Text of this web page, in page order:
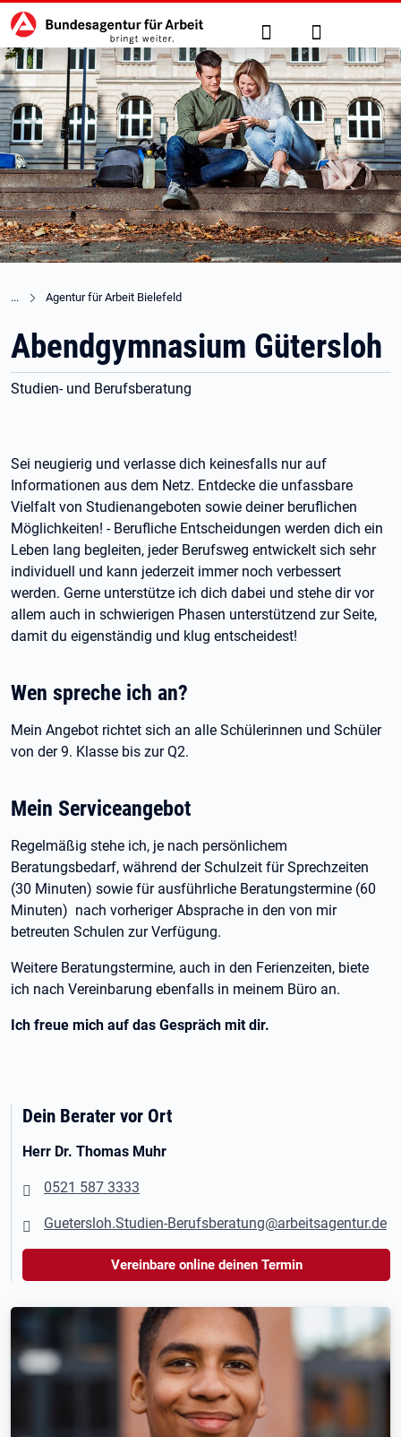
zu den Hauptinhalten springen
Hauptnavigation Suche Anmelden
Agentur für Arbeit Bielefeld
Abendgymnasium Gütersloh
Studien- und Berufsberatung
Sei neugierig und verlasse dich keinesfalls nur auf
Informationen aus dem Netz. Entdecke die unfassbare
Vielfalt von Studienangeboten sowie deiner beruflichen
Möglichkeiten! - Berufliche Entscheidungen werden dich ein
Leben lang begleiten, jeder Berufsweg entwickelt sich sehr
individuell und kann jederzeit immer noch verbessert
werden. Gerne unterstütze ich dich dabei und stehe dir vor
allem auch in schwierigen Phasen unterstützend zur Seite,
damit du eigenständig und klug entscheidest!
Wen spreche ich an?
Mein Angebot richtet sich an alle Schülerinnen und Schüler
von der 9. Klasse bis zur Q2.
Mein Serviceangebot
Regelmäßig stehe ich, je nach persönlichem
Beratungsbedarf, während der Schulzeit für Sprechzeiten
(30 Minuten) sowie für ausführliche Beratungstermine (60
Minuten) nach vorheriger Absprache in den von mir
betreuten Schulen zur Verfügung.
Weitere Beratungstermine, auch in den Ferienzeiten, biete
ich nach Vereinbarung ebenfalls in meinem Büro an.
Ich freue mich auf das Gespräch mit dir.
Dein Berater vor Ort
Herr Dr. Thomas Muhr
0521 587 3333
Guetersloh.Studien-Berufsberatung@arbeitsagentur.de
Vereinbare online deinen Termin